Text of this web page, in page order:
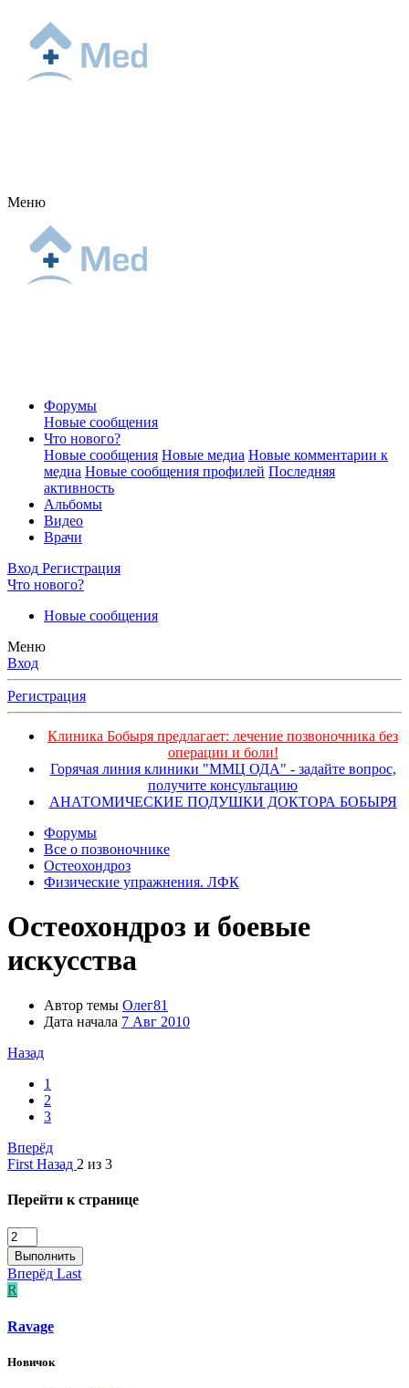
Меню
Форумы
Новые сообщения
Что нового?
Новые сообщения Новые медиа Новые комментарии к
медиа Новые сообщения профилей Последняя
активность
Альбомы
Видео
Врачи
Вход Регистрация
Что нового?
Новые сообщения
Меню
Вход
Регистрация
Клиника Бобыря предлагает: лечение позвоночника без
операции и боли!
Горячая линия клиники "ММЦ ОДА" - задайте вопрос,
получите консультацию
АНАТОМИЧЕСКИЕ ПОДУШКИ ДОКТОРА БОБЫРЯ
Форумы
Все о позвоночнике
Остеохондроз
Физические упражнения. ЛФК
Остеохондроз и боевые
искусства
Автор темы Олег81
Дата начала 7 Авг 2010
Назад
1
2
3
Вперёд
First Назад 2 из 3
Перейти к странице
Выполнить
Вперёд Last
R
Ravage
Новичок